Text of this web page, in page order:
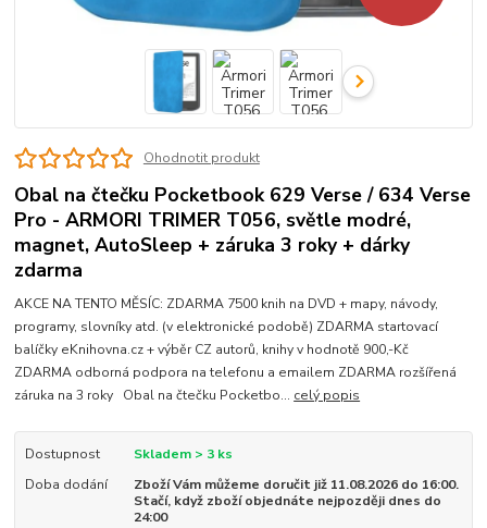
Ohodnotit produkt
Obal na čtečku Pocketbook 629 Verse / 634 Verse
Pro - ARMORI TRIMER T056, světle modré,
magnet, AutoSleep + záruka 3 roky + dárky
zdarma
AKCE NA TENTO MĚSÍC: ZDARMA 7500 knih na DVD + mapy, návody,
programy, slovníky atd. (v elektronické podobě) ZDARMA startovací
balíčky eKnihovna.cz + výběr CZ autorů, knihy v hodnotě 900,-Kč
ZDARMA odborná podpora na telefonu a emailem ZDARMA rozšířená
záruka na 3 roky Obal na čtečku Pocketbo... celý popis
Dostupnost
Skladem > 3 ks
Doba dodání
Zboží Vám můžeme doručit již 11.08.2026 do 16:00.
Stačí, když zboží objednáte nejpozději dnes do
24:00